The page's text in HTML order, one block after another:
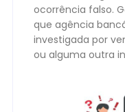
ocorrência falso.
que agência
investigada por
ou alguma outra